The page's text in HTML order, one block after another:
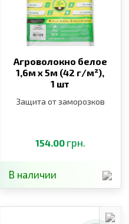
Агроволокно белое
1,6м х 5м (42 г/м²),
1 шт
Защита от заморозков
154.00 грн.
В наличии